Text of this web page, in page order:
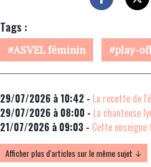
Tags :
ASVEL féminin play-
29/07/2026 à 10:42 - La recette de
29/07/2026 à 08:00 - La chanteuse
21/07/2026 à 09:03 - Cette
Afficher plus d'articles sur le même sujet ↓